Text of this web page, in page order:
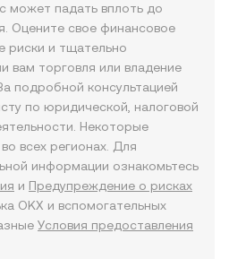
может падать вплоть до
Оцените свое финансовое
риски и тщательно
вам торговля или владение
подробной консультацией
по юридической, налоговой
Некоторые
всех регионах. Для
информации ознакомьтесь
и Предупреждение о рисках
OKX и вспомогательных
Условия предоставления